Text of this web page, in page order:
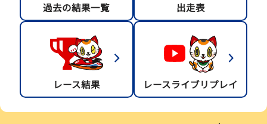
過去の結果一覧 出走表
レース結果 レースライブリプレイ